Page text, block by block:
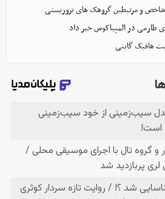
طارمی در المپیاکوس خبر داد
هافبک گابنی